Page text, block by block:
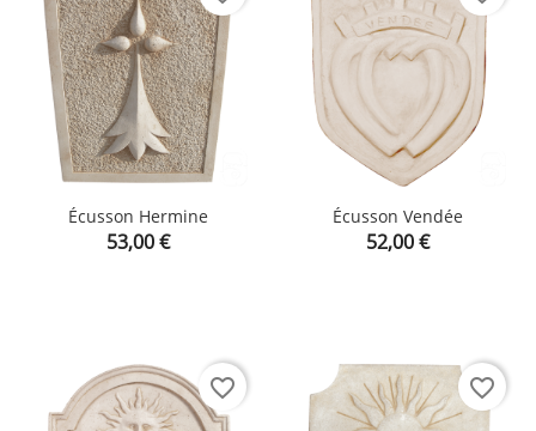
Écusson Hermine
Prix
53,00 €
Écusson Vendée
Prix
52,00 €
favorite_border favorite_border